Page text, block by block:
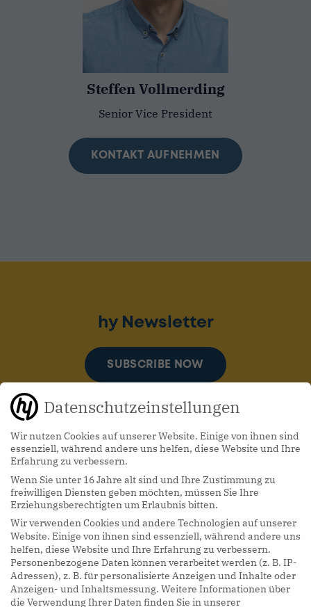
Steffen Vollmerding
Senior Vice President
KONTAKT AUFNEHMEN
hy Podcasts
LISTEN NOW
hy Newsletter
SUBSCRIBE NOW
Datenschutzeinstellungen
Wir nutzen Cookies auf unserer Website. Einige von ihnen sind
essenziell, während andere uns helfen, diese Website und Ihre
Erfahrung zu verbessern.
Wenn Sie unter 16 Jahre alt sind und Ihre Zustimmung zu
freiwilligen Diensten geben möchten, müssen Sie Ihre
Erziehungsberechtigten um Erlaubnis bitten.
Wir verwenden Cookies und andere Technologien auf unserer
Website. Einige von ihnen sind essenziell, während andere uns
helfen, diese Website und Ihre Erfahrung zu verbessern.
Personenbezogene Daten können verarbeitet werden (z. B. IP-
Adressen), z. B. für personalisierte Anzeigen und Inhalte oder
Anzeigen- und Inhaltsmessung. Weitere Informationen über
die Verwendung Ihrer Daten finden Sie in unserer